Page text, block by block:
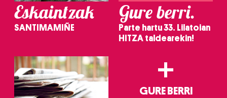
Eskaintzak
SANTIMAMIÑE
Gure berri.
Parte hartu 33. Lilatoian
HITZA taldearekin!
+
GURE BERRI